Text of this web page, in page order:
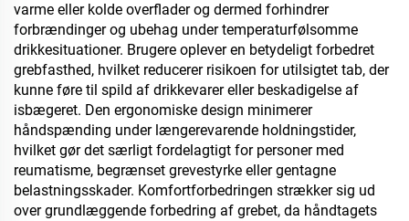
varme eller kolde overflader og dermed forhindrer
forbrændinger og ubehag under temperaturfølsomme
drikkesituationer. Brugere oplever en betydeligt forbedret
grebfasthed, hvilket reducerer risikoen for utilsigtet tab, der
kunne føre til spild af drikkevarer eller beskadigelse af
isbægeret. Den ergonomiske design minimerer
håndspænding under længerevarende holdningstider,
hvilket gør det særligt fordelagtigt for personer med
reumatisme, begrænset grevestyrke eller gentagne
belastningsskader. Komfortforbedringen strækker sig ud
over grundlæggende forbedring af grebet, da håndtagets